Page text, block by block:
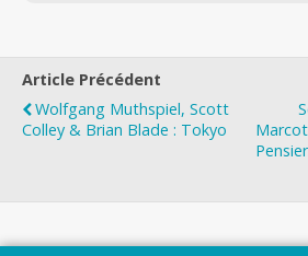
Article Précédent
Wolfgang Muthspiel, Scott
Colley & Brian Blade : Tokyo